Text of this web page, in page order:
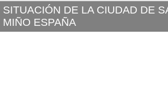
SITUACIÓN DE LA CIUDAD DE
MIÑO ESPAÑA